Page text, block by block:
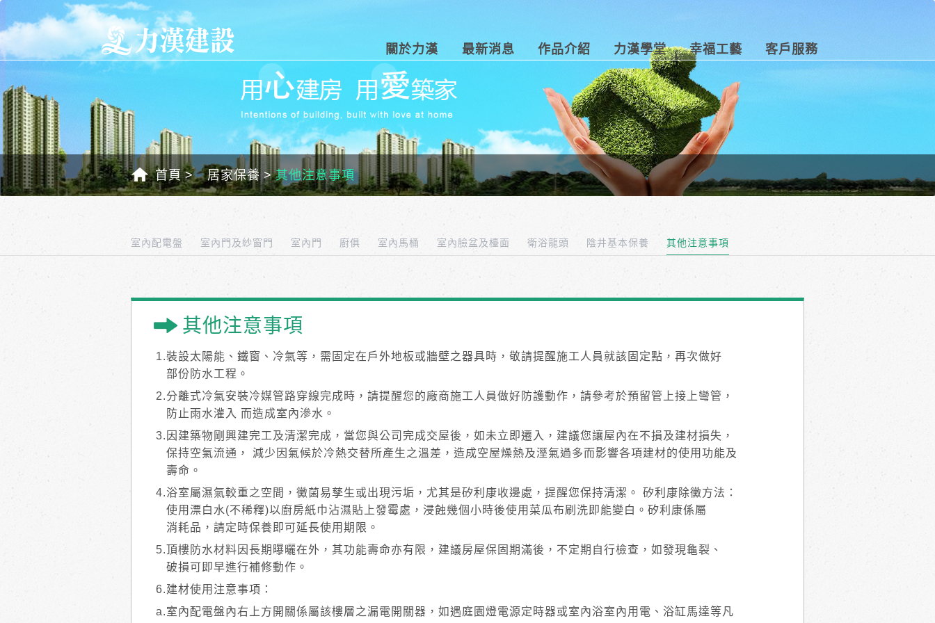
關於力漢 最新消息 作品介紹 力漢學堂 幸福工藝 客戶服務
首頁 居家保養 其他注意事項
室內配電盤 室內門及紗窗門 室內門 廚俱 室內馬桶 室內臉盆及檯面 衛浴龍頭 陰井基本保養 其他注意事項
其他注意事項
1.裝設太陽能、鐵窗、冷氣等，需固定在戶外地板或牆壁之器具時，敬請提醒施工人員就該固定點，再次做好
部份防水工程。
2.分離式冷氣安裝冷媒管路穿線完成時，請提醒您的廠商施工人員做好防護動作，請參考於預留管上接上彎管，
防止雨水灌入 而造成室內滲水。
3.因建築物剛興建完工及清潔完成，當您與公司完成交屋後，如未立即遷入，建議您讓屋內在不損及建材損失，
保持空氣流通， 減少因氣候於冷熱交替所產生之溫差，造成空屋燥熱及溼氣過多而影響各項建材的使用功能及
壽命。
4.浴室屬濕氣較重之空間，黴菌易孳生或出現污垢，尤其是矽利康收邊處，提醒您保持清潔。 矽利康除黴方法：
使用漂白水(不稀釋)以廚房紙巾沾濕貼上發霉處，浸蝕幾個小時後使用菜瓜布刷洗即能變白。矽利康係屬
消耗品，請定時保養即可延長使用期限。
5.頂樓防水材料因長期曝曬在外，其功能壽命亦有限，建議房屋保固期滿後，不定期自行檢查，如發現龜裂、
破損可即早進行補修動作。
6.建材使用注意事項：
a.室內配電盤內右上方開關係屬該樓層之漏電開關器，如遇庭園燈電源定時器或室內浴室內用電、浴缸馬達等凡